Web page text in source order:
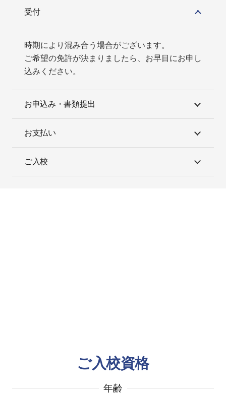
受付
時期により混み合う場合がございます。
ご希望の免許が決まりましたら、お早目にお申し
込みください。
お申込み・書類提出
お支払い
ご入校
ご入校資格
年齢